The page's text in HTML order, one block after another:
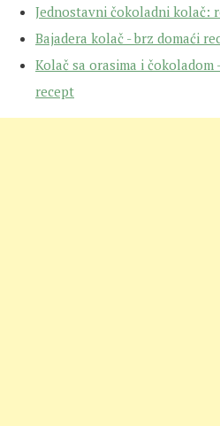
Jednostavni čokoladni kolač:
Bajadera kolač - brz domaći
Kolač sa orasima i čokoladom
recept